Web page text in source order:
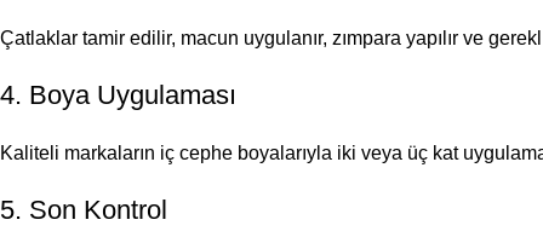
Çatlaklar tamir edilir, macun uygulanır, zımpara yapılır ve
4. Boya Uygulaması
Kaliteli markaların iç cephe boyalarıyla iki veya üç kat
5. Son Kontrol